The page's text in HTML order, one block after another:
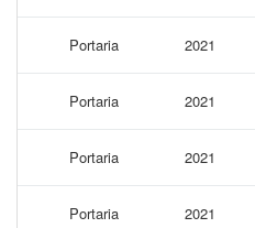
Portaria 2021
Portaria 2021
Portaria 2021
Portaria 2021